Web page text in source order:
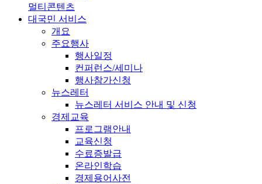
멀티콘텐츠
대국민 서비스
개요
주요행사
행사일정
컨퍼런스/세미나
행사참가신청
뉴스레터
뉴스레터 서비스 안내 및 신청
경제교육
프로그램안내
교육신청
수료증발급
온라인학습
경제용어사전